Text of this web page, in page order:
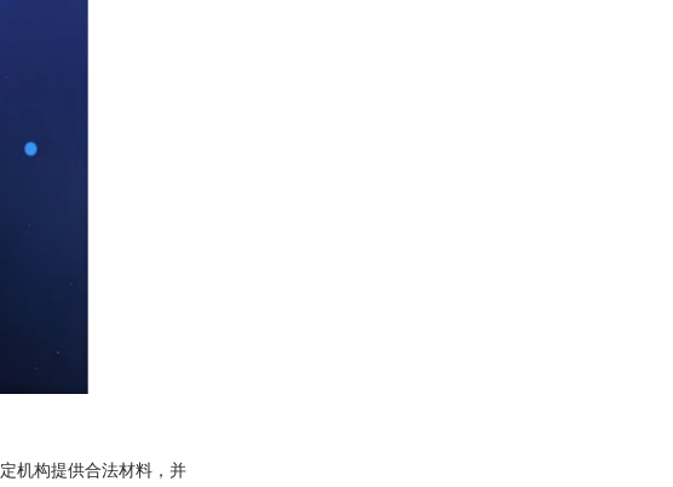
机构提供合法材料，并